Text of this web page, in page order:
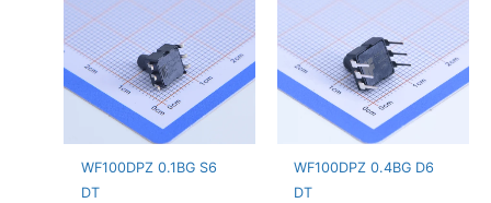
WF100DPZ 0.1BG S6
DT
WF100DPZ 0.4BG D6
DT